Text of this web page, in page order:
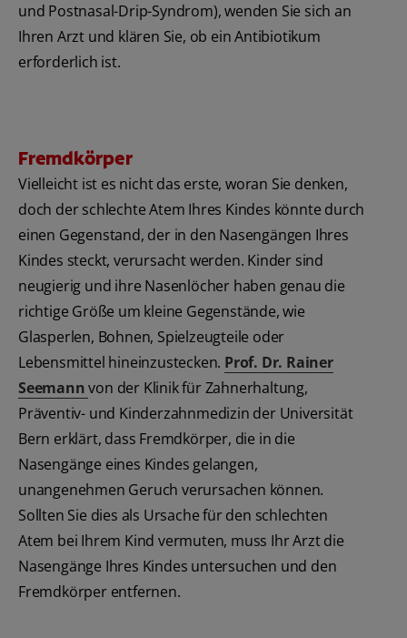
und Postnasal-Drip-Syndrom), wenden Sie sich an
Ihren Arzt und klären Sie, ob ein Antibiotikum
erforderlich ist.
Fremdkörper
Vielleicht ist es nicht das erste, woran Sie denken,
doch der schlechte Atem Ihres Kindes könnte durch
einen Gegenstand, der in den Nasengängen Ihres
Kindes steckt, verursacht werden. Kinder sind
neugierig und ihre Nasenlöcher haben genau die
richtige Größe um kleine Gegenstände, wie
Glasperlen, Bohnen, Spielzeugteile oder
Lebensmittel hineinzustecken. Prof. Dr. Rainer
Seemannvon der Klinik für Zahnerhaltung,
Präventiv- und Kinderzahnmedizin der Universität
Bern erklärt, dass Fremdkörper, die in die
Nasengänge eines Kindes gelangen,
unangenehmen Geruch verursachen können.
Sollten Sie dies als Ursache für den schlechten
Atem bei Ihrem Kind vermuten, muss Ihr Arzt die
Nasengänge Ihres Kindes untersuchen und den
Fremdkörper entfernen.